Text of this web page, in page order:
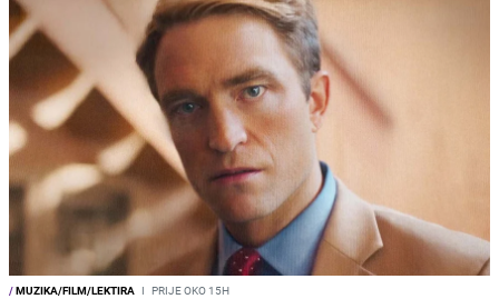
/MUZIKA/FILM/LEKTIRA I PRIJE OKO 15H